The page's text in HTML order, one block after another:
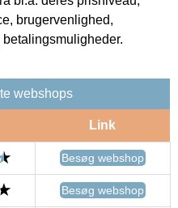
brugervenlighed,
webshops
Link
Besøg webshop
Besøg webshop